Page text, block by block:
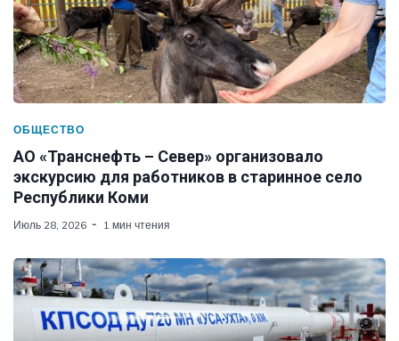
ОБЩЕСТВО
АО «Транснефть – Север» организовало
экскурсию для работников в старинное село
Республики Коми
Июль 28, 2026 1 мин чтения